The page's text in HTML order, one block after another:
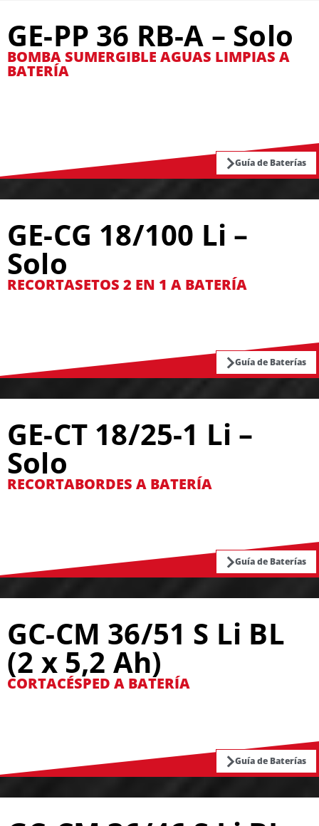
GE-PP 36 RB-A – Solo
BOMBA SUMERGIBLE AGUAS LIMPIAS A
BATERÍA
Guía de Baterías
GE-CG 18/100 Li –
Solo
RECORTASETOS 2 EN 1 A BATERÍA
Guía de Baterías
GE-CT 18/25-1 Li –
Solo
RECORTABORDES A BATERÍA
Guía de Baterías
GC-CM 36/51 S Li BL
(2 x 5,2 Ah)
CORTACÉSPED A BATERÍA
Guía de Baterías